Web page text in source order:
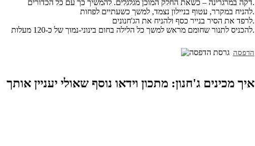
דקה במרגרינה – כשאת החלק המוכן מגלגלים. להמשיך כך עם כל הכדורים.
להניח במקרר, עטוף בניילון נצמד, למשך כשעתיים לפחות.
לרפד את הסיר בנייר כסף ולהניח את הג'חנונים.
להכניס לתנור שחומם מראש למשך כל הלילה בחום בינוני-נמוך של כ-120 מעלות.
הדפסה
איך מכינים ג'חנון: מתכון וידאו נוסף שאולי יעניין אותך